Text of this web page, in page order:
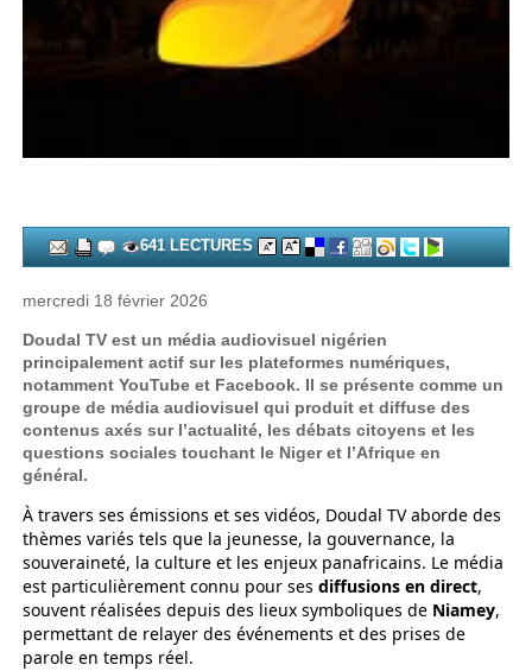
641 LECTURES
mercredi 18 février 2026
Doudal TV est un média audiovisuel nigérien
principalement actif sur les plateformes numériques,
notamment YouTube et Facebook. Il se présente comme un
groupe de média audiovisuel qui produit et diffuse des
contenus axés sur l’actualité, les débats citoyens et les
questions sociales touchant le Niger et l’Afrique en
général.
À travers ses émissions et ses vidéos, Doudal TV aborde des
thèmes variés tels que la jeunesse, la gouvernance, la
souveraineté, la culture et les enjeux panafricains. Le média
est particulièrement connu pour sesdiffusions en direct,
souvent réalisées depuis des lieux symboliques de Niamey,
permettant de relayer des événements et des prises de
parole en temps réel.